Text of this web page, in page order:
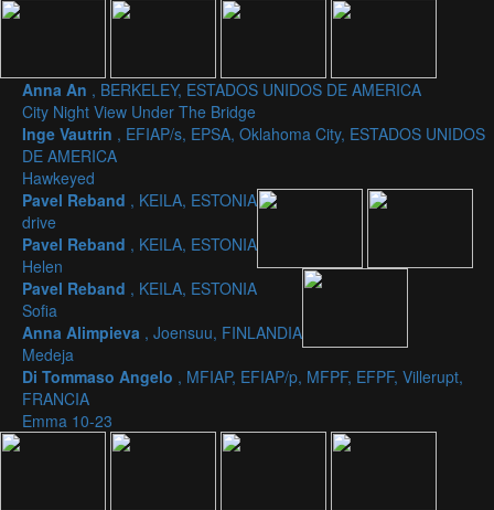
Anna An , BERKELEY, ESTADOS UNIDOS DE AMERICA
City Night View Under The Bridge
Inge Vautrin , EFIAP/s, EPSA, Oklahoma City, ESTADOS UNIDOS
DE AMERICA
Hawkeyed
Pavel Reband , KEILA, ESTONIA
drive
Pavel Reband , KEILA, ESTONIA
Helen
Pavel Reband , KEILA, ESTONIA
Sofia
Anna Alimpieva , Joensuu, FINLANDIA
Medeja
Di Tommaso Angelo , MFIAP, EFIAP/p, MFPF, EFPF, Villerupt,
FRANCIA
Emma 10-23